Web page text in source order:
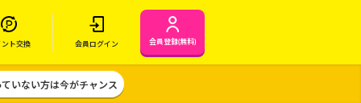
ント交換 会員ログイン 会員登録(無料)
いない方は今がチャンス